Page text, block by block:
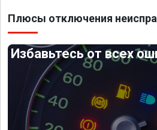
Плюсы отключения
Избавьтесь от всех